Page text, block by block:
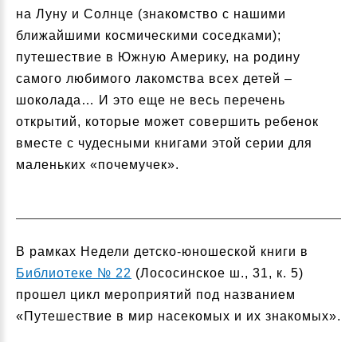
на Луну и Солнце (знакомство с нашими
ближайшими космическими соседками);
путешествие в Южную Америку, на родину
самого любимого лакомства всех детей –
шоколада… И это еще не весь перечень
открытий, которые может совершить ребенок
вместе с чудесными книгами этой серии для
маленьких «почемучек».
В рамках Недели детско-юношеской книги в
Библиотеке № 22 (Лососинское ш., 31, к. 5)
прошел цикл мероприятий под названием
«Путешествие в мир насекомых и их знакомых».